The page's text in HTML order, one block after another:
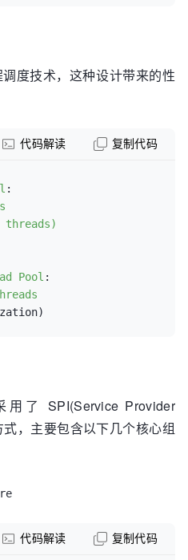
度技术，这种设计带来的性
:
threads)
Pool :
代码解读 复制代码
了 SPI(Service Provider
，主要包含以下几个核心组
代码解读 复制代码